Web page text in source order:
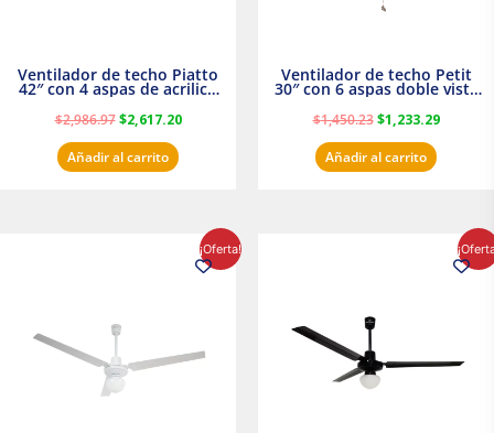
Ventilador de techo Piatto
42″ con 4 aspas de acrilico
transparente
$2,986.97 $2,617.20
Añadir al carrito
Ventilador de techo Petit
30″ con 6 aspas doble vista
Satinado Masterfan
$1,450.23 $1,233.29
Añadir al carrito
¡Oferta!
precio
actual
precio
actual